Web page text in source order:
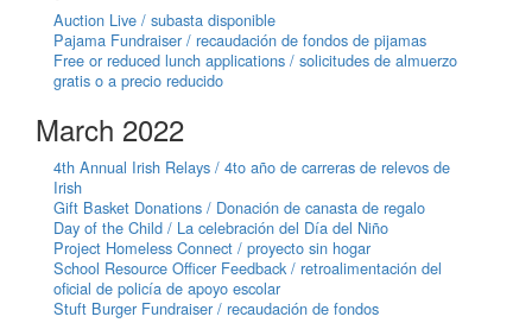
Auction Live / subasta disponible
Pajama Fundraiser / recaudación de fondos de pijamas
Free or reduced lunch applications / solicitudes de almuerzo
gratis o a precio reducido
March 2022
4th Annual Irish Relays / 4to año de carreras de relevos de
Irish
Gift Basket Donations / Donación de canasta de regalo
Day of the Child / La celebración del Día del Niño
Project Homeless Connect / proyecto sin hogar
School Resource Officer Feedback / retroalimentación del
oficial de policía de apoyo escolar
Stuft Burger Fundraiser / recaudación de fondos